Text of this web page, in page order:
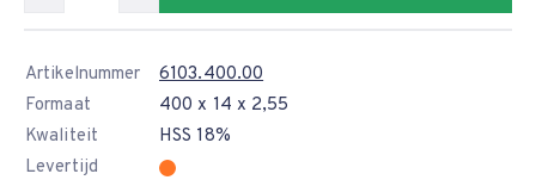
Artikelnummer
6103.400.00
Formaat
400 x 14 x 2,55
Kwaliteit
HSS 18%
Levertijd